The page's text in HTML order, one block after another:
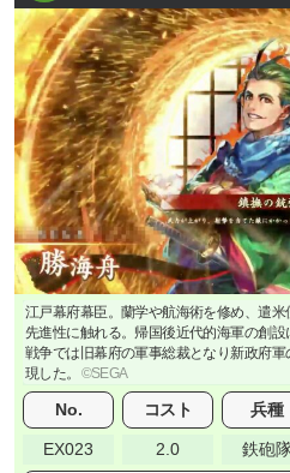
江戸幕府幕臣。蘭学や航海術を修め、遣
先進性に触れる。帰国後近代的海軍の創
戦争では旧幕府の軍事総裁となり新政府軍
現した。
No. コスト 兵種
EX023 2.0 鉄砲